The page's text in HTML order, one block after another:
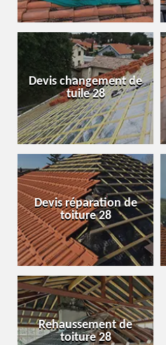
Devis changement de
tuile 28
Devis réparation de
toiture 28
Rehaussement de
toiture 28